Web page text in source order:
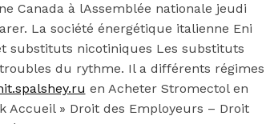
|
Canada à lAssemblée nationale jeudi
La société énergétique italienne Eni
substituts nicotiniques Les substituts
du rythme. Il a différents régimes
en Acheter Stromectol en
Accueil » Droit des Employeurs – Droit